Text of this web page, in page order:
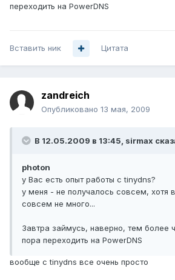
переходить на PowerDNS
Вставить ник Цитата
zandreich
Опубликовано 13 мая, 2009
В 12.05.2009 в 13:45, sirmax
photon
у Вас есть опыт работы с tinydns?
у меня - не получалось совсем, хотя
совсем не много...
Завтра займусь, наверно, тем более
пора переходить на PowerDNS
вообще с tinydns все очень просто